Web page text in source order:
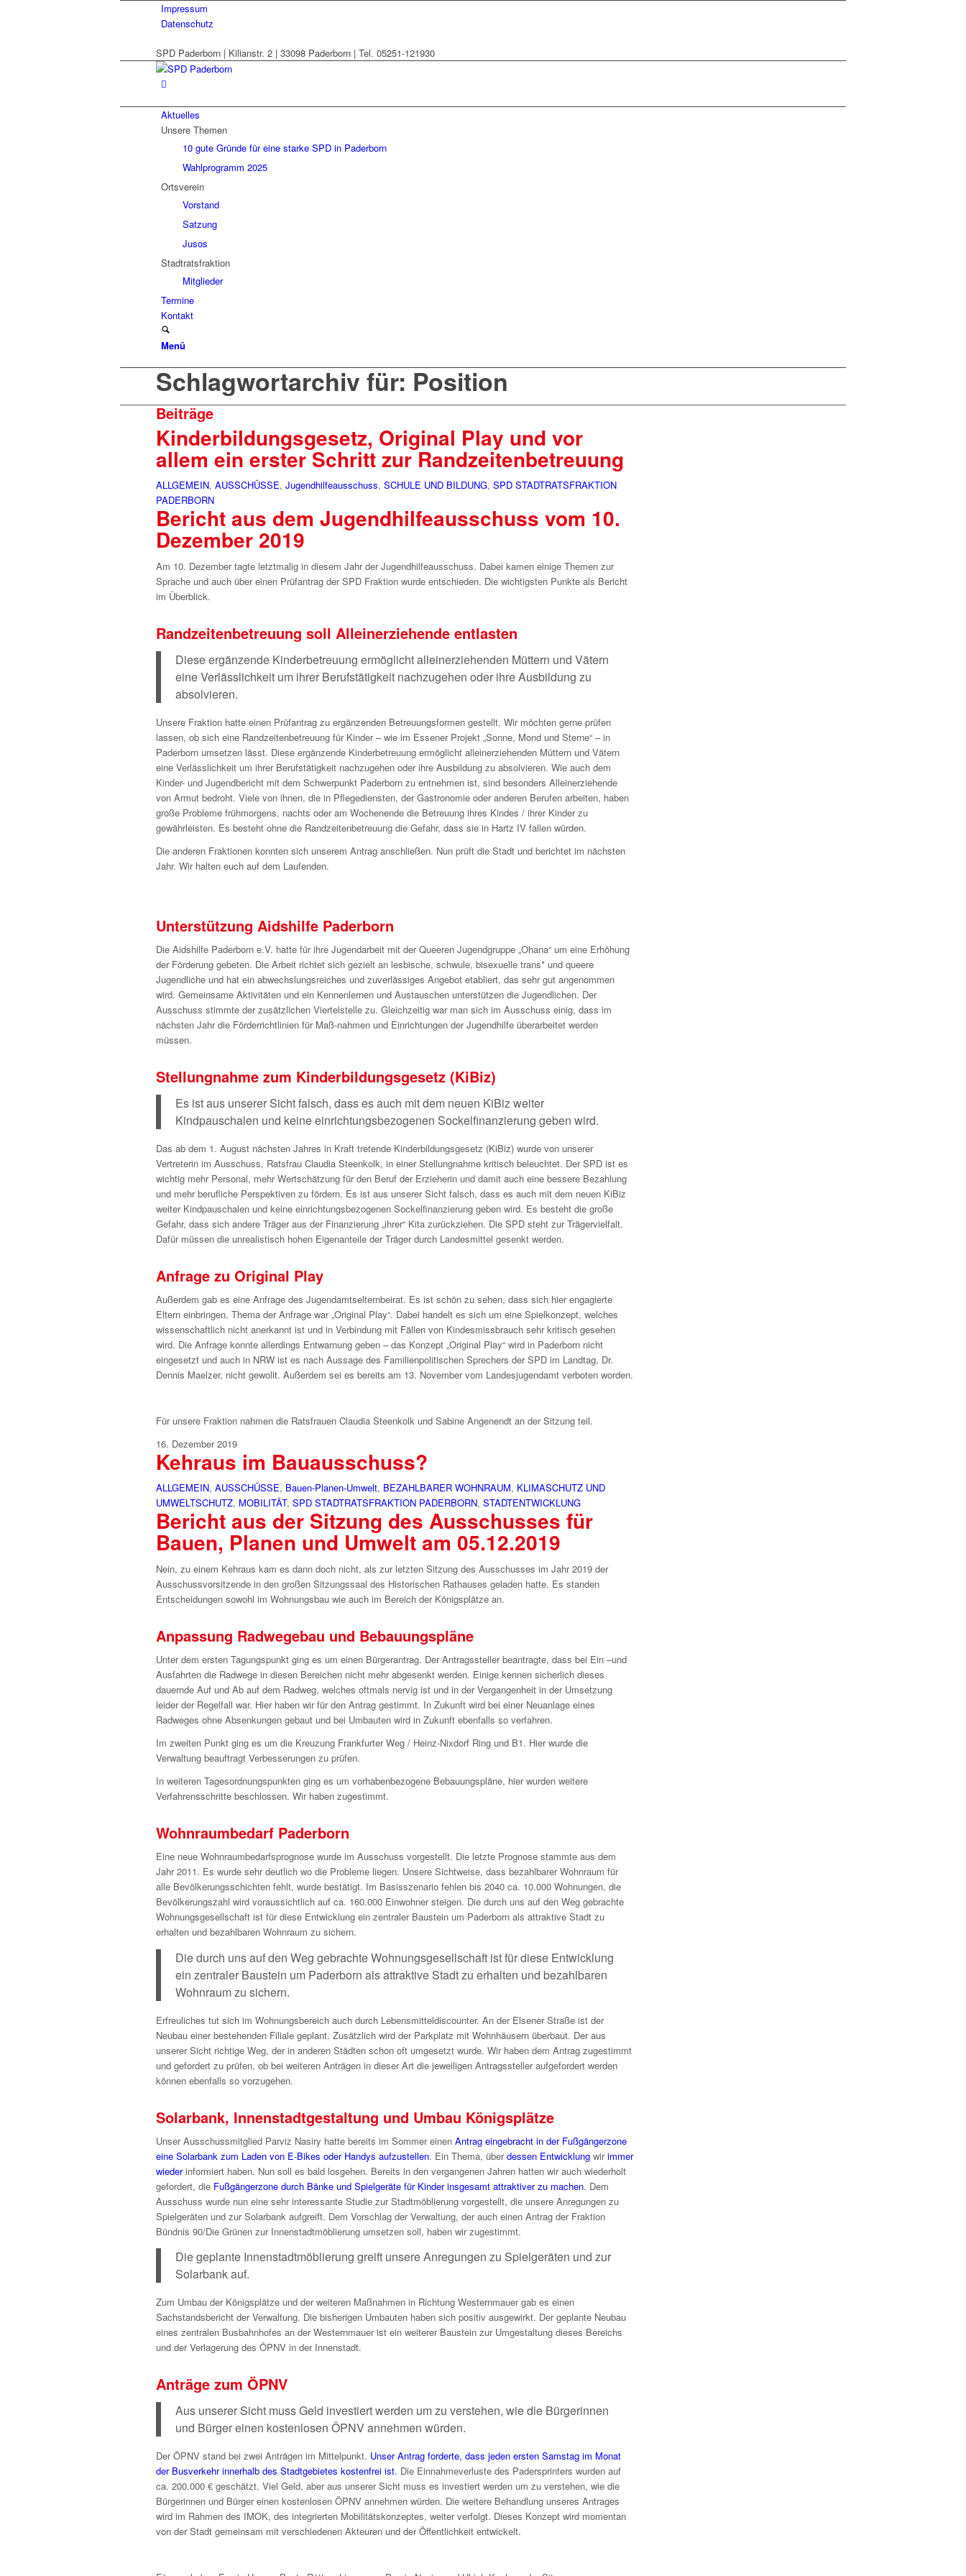
Impressum
Datenschutz
SPD Paderborn | Kilianstr. 2 | 33098 Paderborn | Tel. 05251-121930
Aktuelles
Unsere Themen
10 gute Gründe für eine starke SPD in Paderborn
Wahlprogramm 2025
Ortsverein
Vorstand
Satzung
Jusos
Stadtratsfraktion
Mitglieder
Termine
Kontakt
Menü
Schlagwortarchiv für: Position
Beiträge
Kinderbildungsgesetz, Original Play und vor
allem ein erster Schritt zur Randzeitenbetreuung
ALLGEMEIN, AUSSCHÜSSE, Jugendhilfeausschuss, SCHULE UND BILDUNG, SPD STADTRATSFRAKTION
PADERBORN
Bericht aus dem Jugendhilfeausschuss vom 10.
Dezember 2019
Am 10. Dezember tagte letztmalig in diesem Jahr der Jugendhilfeausschuss. Dabei kamen einige Themen zur
Sprache und auch über einen Prüfantrag der SPD Fraktion wurde entschieden. Die wichtigsten Punkte als Bericht
im Überblick.
Randzeitenbetreuung soll Alleinerziehende entlasten
Diese ergänzende Kinderbetreuung ermöglicht alleinerziehenden Müttern und Vätern
eine Verlässlichkeit um ihrer Berufstätigkeit nachzugehen oder ihre Ausbildung zu
absolvieren.
Unsere Fraktion hatte einen Prüfantrag zu ergänzenden Betreuungsformen gestellt. Wir möchten gerne prüfen
lassen, ob sich eine Randzeitenbetreuung für Kinder – wie im Essener Projekt „Sonne, Mond und Sterne“ – in
Paderborn umsetzen lässt. Diese ergänzende Kinderbetreuung ermöglicht alleinerziehenden Müttern und Vätern
eine Verlässlichkeit um ihrer Berufstätigkeit nachzugehen oder ihre Ausbildung zu absolvieren. Wie auch dem
Kinder- und Jugendbericht mit dem Schwerpunkt Paderborn zu entnehmen ist, sind besonders Alleinerziehende
von Armut bedroht. Viele von ihnen, die in Pflegediensten, der Gastronomie oder anderen Berufen arbeiten, haben
große Probleme frühmorgens, nachts oder am Wochenende die Betreuung ihres Kindes / ihrer Kinder zu
gewährleisten. Es besteht ohne die Randzeitenbetreuung die Gefahr, dass sie in Hartz IV fallen würden.
Die anderen Fraktionen konnten sich unserem Antrag anschließen. Nun prüft die Stadt und berichtet im nächsten
Jahr. Wir halten euch auf dem Laufenden.
Unterstützung Aidshilfe Paderborn
Die Aidshilfe Paderborn e.V. hatte für ihre Jugendarbeit mit der Queeren Jugendgruppe „Ohana“ um eine Erhöhung
der Förderung gebeten. Die Arbeit richtet sich gezielt an lesbische, schwule, bisexuelle trans* und queere
Jugendliche und hat ein abwechslungsreiches und zuverlässiges Angebot etabliert, das sehr gut angenommen
wird. Gemeinsame Aktivitäten und ein Kennenlernen und Austauschen unterstützen die Jugendlichen. Der
Ausschuss stimmte der zusätzlichen Viertelstelle zu. Gleichzeitig war man sich im Ausschuss einig, dass im
nächsten Jahr die Förderrichtlinien für Maß-nahmen und Einrichtungen der Jugendhilfe überarbeitet werden
müssen.
Stellungnahme zum Kinderbildungsgesetz (KiBiz)
Es ist aus unserer Sicht falsch, dass es auch mit dem neuen KiBiz weiter
Kindpauschalen und keine einrichtungsbezogenen Sockelfinanzierung geben wird.
Das ab dem 1. August nächsten Jahres in Kraft tretende Kinderbildungsgesetz (KiBiz) wurde von unserer
Vertreterin im Ausschuss, Ratsfrau Claudia Steenkolk, in einer Stellungnahme kritisch beleuchtet. Der SPD ist es
wichtig mehr Personal, mehr Wertschätzung für den Beruf der Erzieherin und damit auch eine bessere Bezahlung
und mehr berufliche Perspektiven zu fördern. Es ist aus unserer Sicht falsch, dass es auch mit dem neuen KiBiz
weiter Kindpauschalen und keine einrichtungsbezogenen Sockelfinanzierung geben wird. Es besteht die große
Gefahr, dass sich andere Träger aus der Finanzierung „ihrer“ Kita zurückziehen. Die SPD steht zur Trägervielfalt.
Dafür müssen die unrealistisch hohen Eigenanteile der Träger durch Landesmittel gesenkt werden.
Anfrage zu Original Play
Außerdem gab es eine Anfrage des Jugendamtselternbeirat. Es ist schön zu sehen, dass sich hier engagierte
Eltern einbringen. Thema der Anfrage war „Original Play“. Dabei handelt es sich um eine Spielkonzept, welches
wissenschaftlich nicht anerkannt ist und in Verbindung mit Fällen von Kindesmissbrauch sehr kritisch gesehen
wird. Die Anfrage konnte allerdings Entwarnung geben – das Konzept „Original Play“ wird in Paderborn nicht
eingesetzt und auch in NRW ist es nach Aussage des Familienpolitischen Sprechers der SPD im Landtag, Dr.
Dennis Maelzer, nicht gewollt. Außerdem sei es bereits am 13. November vom Landesjugendamt verboten worden.
Für unsere Fraktion nahmen die Ratsfrauen Claudia Steenkolk und Sabine Angenendt an der Sitzung teil.
16. Dezember 2019
Kehraus im Bauausschuss?
ALLGEMEIN, AUSSCHÜSSE, Bauen-Planen-Umwelt, BEZAHLBARER WOHNRAUM, KLIMASCHUTZ UND
UMWELTSCHUTZ, MOBILITÄT, SPD STADTRATSFRAKTION PADERBORN, STADTENTWICKLUNG
Bericht aus der Sitzung des Ausschusses für
Bauen, Planen und Umwelt am 05.12.2019
Nein, zu einem Kehraus kam es dann doch nicht, als zur letzten Sitzung des Ausschusses im Jahr 2019 der
Ausschussvorsitzende in den großen Sitzungssaal des Historischen Rathauses geladen hatte. Es standen
Entscheidungen sowohl im Wohnungsbau wie auch im Bereich der Königsplätze an.
Anpassung Radwegebau und Bebauungspläne
Unter dem ersten Tagungspunkt ging es um einen Bürgerantrag. Der Antragssteller beantragte, dass bei Ein –und
Ausfahrten die Radwege in diesen Bereichen nicht mehr abgesenkt werden. Einige kennen sicherlich dieses
dauernde Auf und Ab auf dem Radweg, welches oftmals nervig ist und in der Vergangenheit in der Umsetzung
leider der Regelfall war. Hier haben wir für den Antrag gestimmt. In Zukunft wird bei einer Neuanlage eines
Radweges ohne Absenkungen gebaut und bei Umbauten wird in Zukunft ebenfalls so verfahren.
Im zweiten Punkt ging es um die Kreuzung Frankfurter Weg / Heinz-Nixdorf Ring und B1. Hier wurde die
Verwaltung beauftragt Verbesserungen zu prüfen.
In weiteren Tagesordnungspunkten ging es um vorhabenbezogene Bebauungspläne, hier wurden weitere
Verfahrensschritte beschlossen. Wir haben zugestimmt.
Wohnraumbedarf Paderborn
Eine neue Wohnraumbedarfsprognose wurde im Ausschuss vorgestellt. Die letzte Prognose stammte aus dem
Jahr 2011. Es wurde sehr deutlich wo die Probleme liegen. Unsere Sichtweise, dass bezahlbarer Wohnraum für
alle Bevölkerungsschichten fehlt, wurde bestätigt. Im Basisszenario fehlen bis 2040 ca. 10.000 Wohnungen, die
Bevölkerungszahl wird voraussichtlich auf ca. 160.000 Einwohner steigen. Die durch uns auf den Weg gebrachte
Wohnungsgesellschaft ist für diese Entwicklung ein zentraler Baustein um Paderborn als attraktive Stadt zu
erhalten und bezahlbaren Wohnraum zu sichern.
Die durch uns auf den Weg gebrachte Wohnungsgesellschaft ist für diese Entwicklung
ein zentraler Baustein um Paderborn als attraktive Stadt zu erhalten und bezahlbaren
Wohnraum zu sichern.
Erfreuliches tut sich im Wohnungsbereich auch durch Lebensmitteldiscounter. An der Elsener Straße ist der
Neubau einer bestehenden Filiale geplant. Zusätzlich wird der Parkplatz mit Wohnhäusern überbaut. Der aus
unserer Sicht richtige Weg, der in anderen Städten schon oft umgesetzt wurde. Wir haben dem Antrag zugestimmt
und gefordert zu prüfen, ob bei weiteren Anträgen in dieser Art die jeweiligen Antragssteller aufgefordert werden
können ebenfalls so vorzugehen.
Solarbank, Innenstadtgestaltung und Umbau Königsplätze
Unser Ausschussmitglied Parviz Nasiry hatte bereits im Sommer einen Antrag eingebracht in der Fußgängerzone
eine Solarbank zum Laden von E-Bikes oder Handys aufzustellen. Ein Thema, überdessen Entwicklung wirimmer
wiederinformiert haben. Nun soll es bald losgehen. Bereits in den vergangenen Jahren hatten wir auch wiederholt
gefordert, die Fußgängerzone durch Bänke und Spielgeräte für Kinder insgesamt attraktiver zu machen. Dem
Ausschuss wurde nun eine sehr interessante Studie zur Stadtmöblierung vorgestellt, die unsere Anregungen zu
Spielgeräten und zur Solarbank aufgreift. Dem Vorschlag der Verwaltung, der auch einen Antrag der Fraktion
Bündnis 90/Die Grünen zur Innenstadtmöblierung umsetzen soll, haben wir zugestimmt.
Die geplante Innenstadtmöblierung greift unsere Anregungen zu Spielgeräten und zur
Solarbank auf.
Zum Umbau der Königsplätze und der weiteren Maßnahmen in Richtung Westernmauer gab es einen
Sachstandsbericht der Verwaltung. Die bisherigen Umbauten haben sich positiv ausgewirkt. Der geplante Neubau
eines zentralen Busbahnhofes an der Westernmauer ist ein weiterer Baustein zur Umgestaltung dieses Bereichs
und der Verlagerung des ÖPNV in der Innenstadt.
Anträge zum ÖPNV
Aus unserer Sicht muss Geld investiert werden um zu verstehen, wie die Bürgerinnen
und Bürger einen kostenlosen ÖPNV annehmen würden.
Der ÖPNV stand bei zwei Anträgen im Mittelpunkt. Unser Antrag forderte, dass jeden ersten Samstag im Monat
der Busverkehr innerhalb des Stadtgebietes kostenfrei ist. Die Einnahmeverluste des Padersprinters wurden auf
ca. 200.000 € geschätzt. Viel Geld, aber aus unserer Sicht muss es investiert werden um zu verstehen, wie die
Bürgerinnen und Bürger einen kostenlosen ÖPNV annehmen würden. Die weitere Behandlung unseres Antrages
wird im Rahmen des IMOK, des integrierten Mobilitätskonzeptes, weiter verfolgt. Dieses Konzept wird momentan
von der Stadt gemeinsam mit verschiedenen Akteuren und der Öffentlichkeit entwickelt.